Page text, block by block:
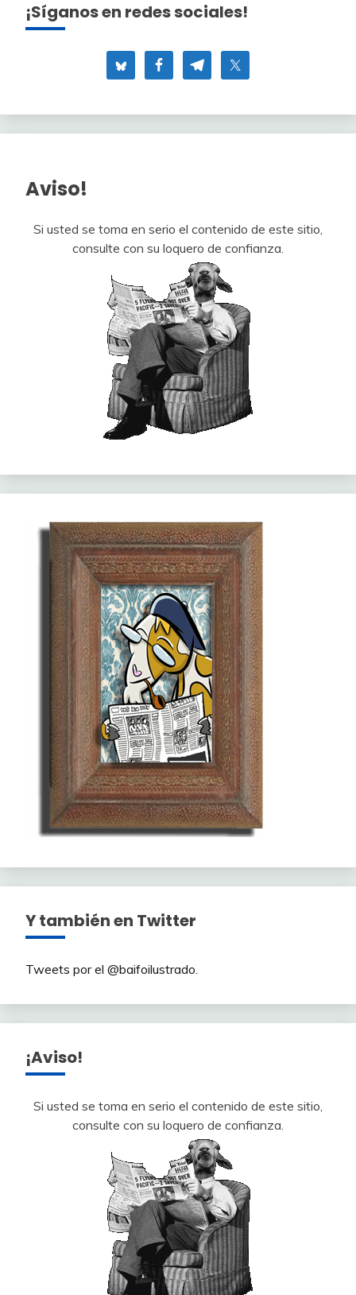
¡Síganos en redes sociales!
Aviso!
Si usted se toma en serio el contenido de este sitio,
consulte con su loquero de confianza.
Y también en Twitter
Tweets por el @baifoilustrado.
¡Aviso!
Si usted se toma en serio el contenido de este sitio,
consulte con su loquero de confianza.